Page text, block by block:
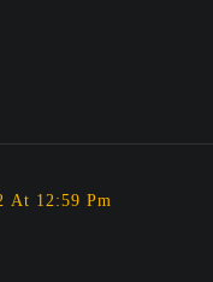
At 12:59 Pm